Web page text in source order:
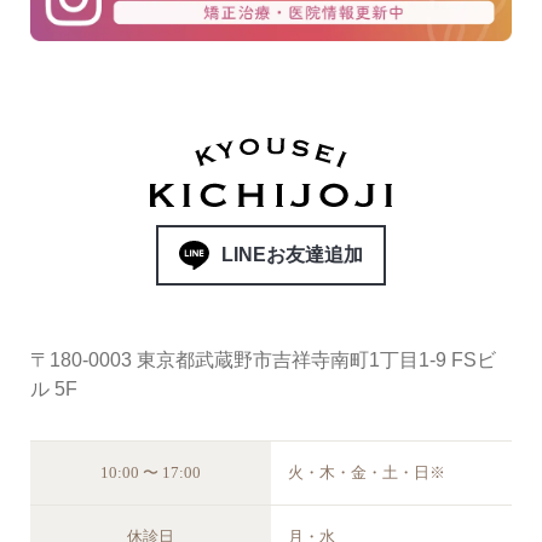
LINEお友達追加
〒180-0003 東京都武蔵野市吉祥寺南町1丁目1-9 FSビ
ル 5F
10:00 〜 17:00 火・木・金・土・日※
休診日 月・水